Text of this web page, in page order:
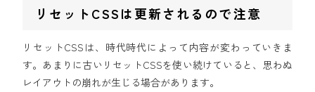
リセットCSSは更新されるので注意
リセットCSSは、時代時代によって内容が変わっていきま
す。あまりに古いリセットCSSを使い続けていると、思わぬ
レイアウトの崩れが生じる場合があります。